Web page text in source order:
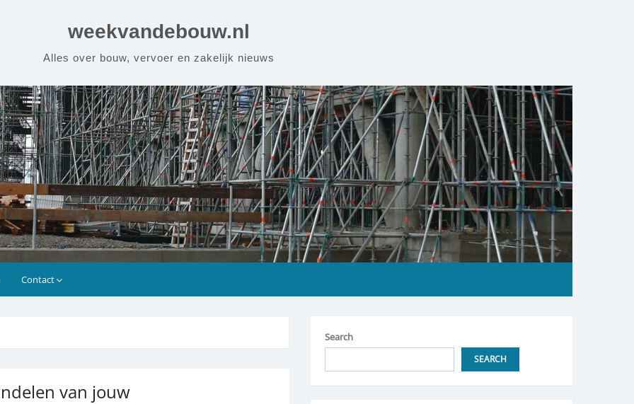
weekvandebouw.nl
Alles over bouw, vervoer en zakelijk nieuws
Contact
van jouw
Search
SEARCH